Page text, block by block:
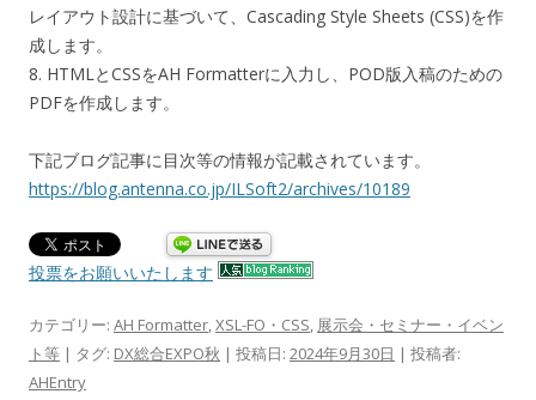
レイアウト設計に基づいて、Cascading Style Sheets (CSS)を作
成します。
8. HTMLとCSSをAH Formatterに入力し、POD版入稿のための
PDFを作成します。
下記ブログ記事に目次等の情報が記載されています。
https://blog.antenna.co.jp/ILSoft2/archives/10189
投票をお願いいたします
カテゴリー: AH Formatter,XSL-FO・CSS, 展示会・セミナー・イベン
ト等 | タグ: DX総合EXPO秋 | 投稿日: 2024年9月30日 | 投稿者:
AHEntry